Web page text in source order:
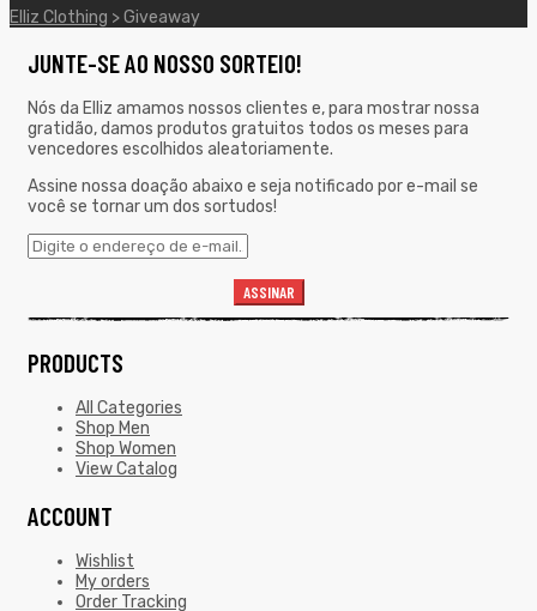
Elliz Clothing >Giveaway
JUNTE-SE AO NOSSO SORTEIO!
Nós da Elliz amamos nossos clientes e, para mostrar nossa
gratidão, damos produtos gratuitos todos os meses para
vencedores escolhidos aleatoriamente.
Assine nossa doação abaixo e seja notificado por e-mail se
você se tornar um dos sortudos!
PRODUCTS
All Categories
Shop Men
Shop Women
View Catalog
ACCOUNT
Wishlist
My orders
Order Tracking